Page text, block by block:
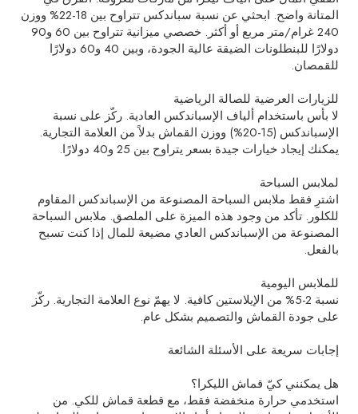
المتانة واضح. ابحثي عن نسبة سباندكس تتراوح بين 18-22% ووزن
240 غرام/متر مربع أو أكثر. خصصي ميزانية تتراوح بين 60 و90
دولارًا للبنطلونات الضيقة عالية الجودة، وبين 40 و60 دولارًا
للقمصان.
للزيارات العرضية للصالة الرياضية
لا بأس باستخدام ألياف الإسباندكس العادية. ركّز على نسبة
الإسباندكس (15-20%) ووزن القماش بدلاً من العلامة التجارية.
يمكنك إيجاد خيارات جيدة بسعر يتراوح بين 25 و40 دولارًا.
لملابس السباحة
اشترِ فقط ملابس السباحة المصنوعة من الإسباندكس المقاوم
للكلور. تأكد من وجود هذه الميزة على الملصق. ملابس السباحة
المصنوعة من الإسباندكس العادي مضيعة للمال إذا كنت تسبح
بالفعل.
للملابس اليومية
نسبة 2-5% من الإيلاستين كافية. لا يهمّ نوع العلامة التجارية. ركّز
على جودة القماش والتصميم بشكل عام.
إجابات سريعة على الأسئلة الشائعة
هل يمكنني كيّ قماش الليكرا؟
استخدمي حرارة منخفضة فقط، مع قطعة قماش للكي. من